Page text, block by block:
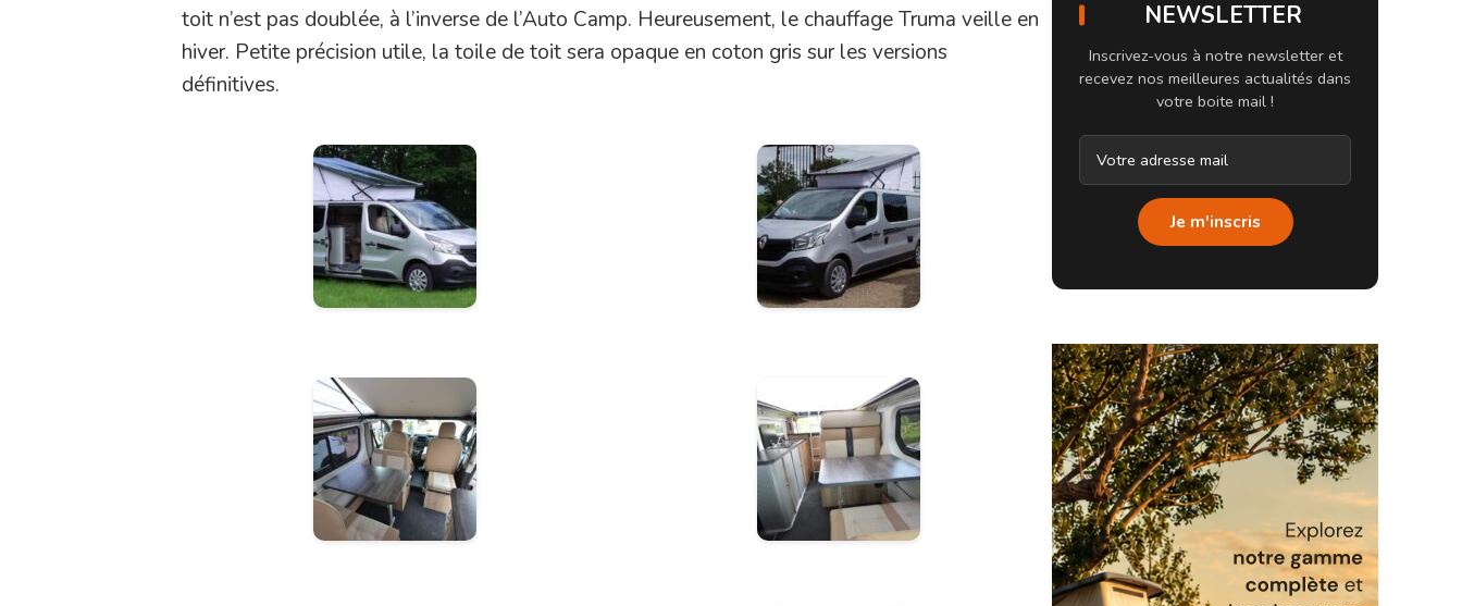
toit n’est pas doublée, à l’inverse de l’Auto Camp. Heureusement, le chauffage Truma veille en
hiver. Petite précision utile, la toile de toit sera opaque en coton gris sur les versions
définitives.
NEWSLETTER
Inscrivez-vous à notre newsletter et
recevez nos meilleures actualités dans
votre boite mail !
Je m'inscris